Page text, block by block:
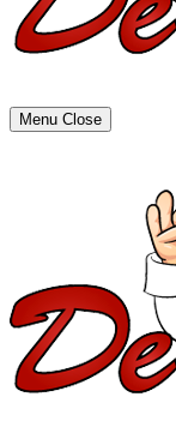
Menu Close